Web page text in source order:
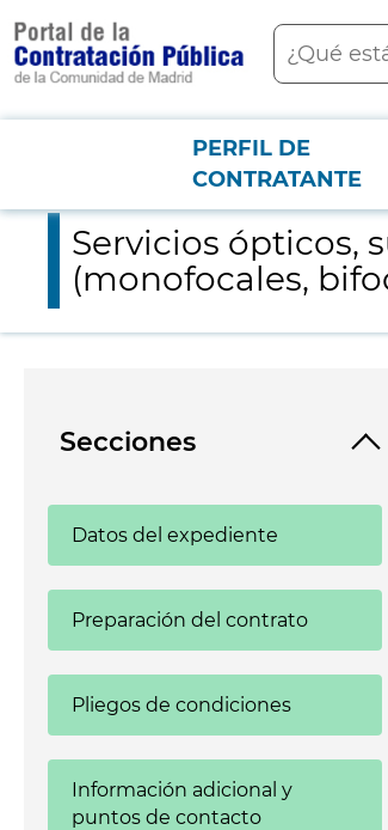
contenido
principal
Buscar
Menú PCON
PERFIL DE
CONTRATANTE
Servicios ópticos, suministro y
Servicios ópticos,
(monofocales,
Secciones
Datos del expediente
Preparación del contrato
Pliegos de condiciones
Información adicional y
puntos de contacto